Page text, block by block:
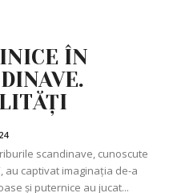
ÎN
scandinave, cunoscute
au captivat imaginația de-a
și puternice au jucat...